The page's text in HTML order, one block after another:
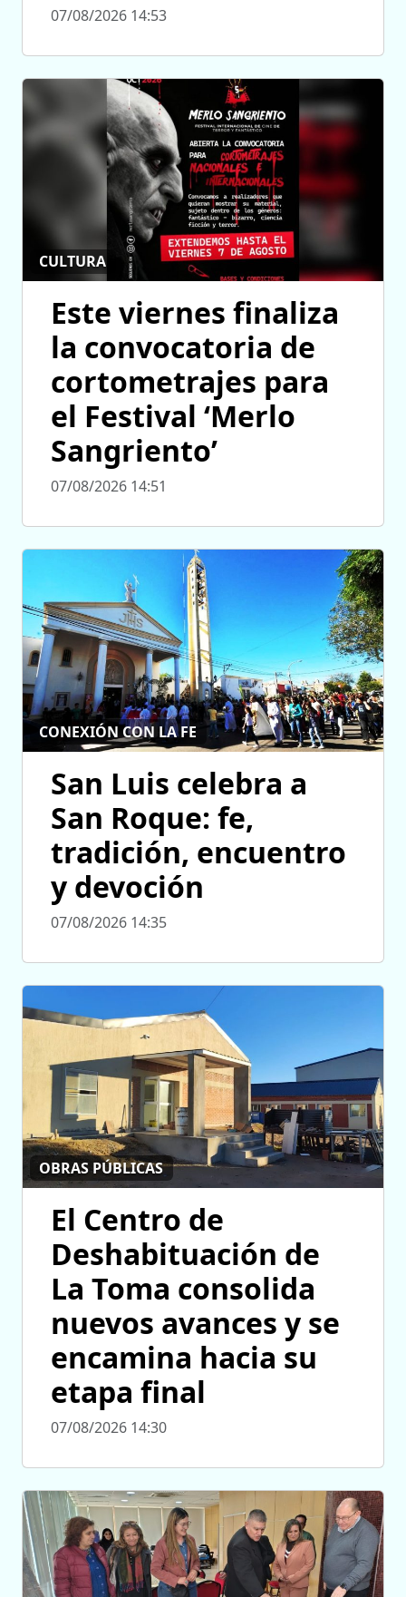
07/08/2026 14:53
CULTURA
Este viernes finaliza
la convocatoria de
cortometrajes para
el Festival ‘Merlo
Sangriento’
07/08/2026 14:51
CONEXIÓN CON LA FE
San Luis celebra a
San Roque: fe,
tradición, encuentro
y devoción
07/08/2026 14:35
OBRAS PÚBLICAS
El Centro de
Deshabituación de
La Toma consolida
nuevos avances y se
encamina hacia su
etapa final
07/08/2026 14:30